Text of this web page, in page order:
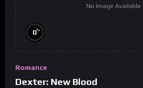
No Image Available
0%
Romance
Dexter: New Blood